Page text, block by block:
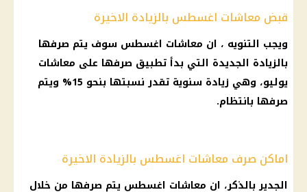
قبض معاشات اغسطس بالزيادة الاخيرة
ويجب التنويه ، ان معاشات اغسطس سوف يتم صرفها
بالزيادة الجديدة التي بدأ تطبيق صرفها على معاشات
يوليو، وهي زيادة سنوية تقدر نسبتها بنحو 15% ويتم
صرفها بانتظام.
اماكن صرف معاشات اغسطس بالزيادة الاخيرة
الجدير بالذكر، ان معاشات اغسطس يتم صرفها من خلال